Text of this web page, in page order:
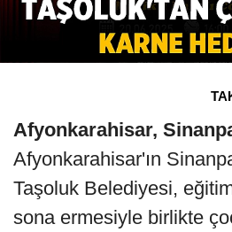
Afyonkarahisar,
Afyonkarahisar'ın
Taşoluk Belediyesi,
sona ermesiyle birlikte